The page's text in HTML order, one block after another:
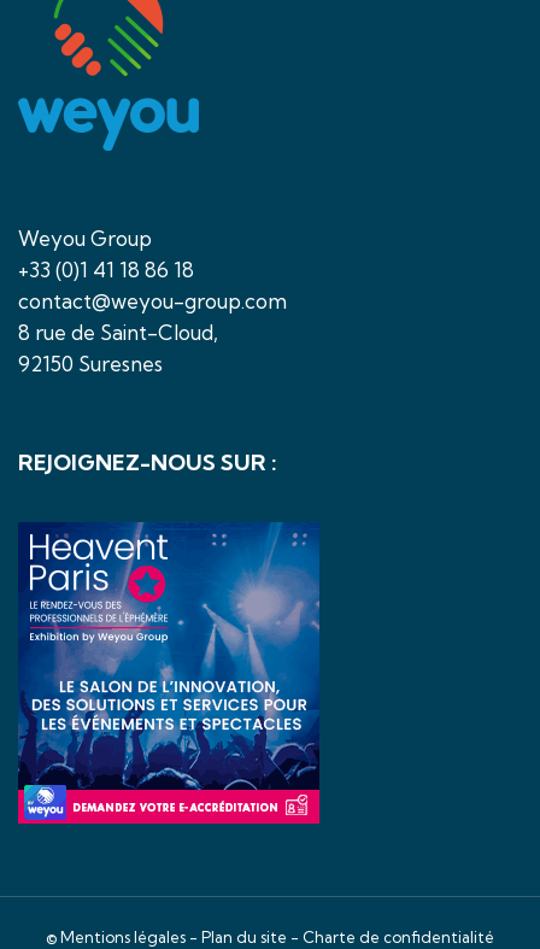
Weyou Group
+33 (0)1 41 18 86 18
contact@weyou-group.com
8 rue de Saint-Cloud,
92150 Suresnes
REJOIGNEZ-NOUS SUR :
©Mentions légales - Plan du site - Charte de confidentialité